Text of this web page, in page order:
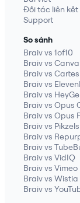
Đối tác liên kết
Support
So sánh
Braiv vs 1of10
Braiv vs Canva
Braiv vs
Braiv vs
Braiv vs
Braiv vs Opus
Braiv vs Opus
Braiv vs Pikzels
Braiv vs
Braiv vs
Braiv vs VidIQ
Braiv vs Vimeo
Braiv vs Wistia
Braiv vs